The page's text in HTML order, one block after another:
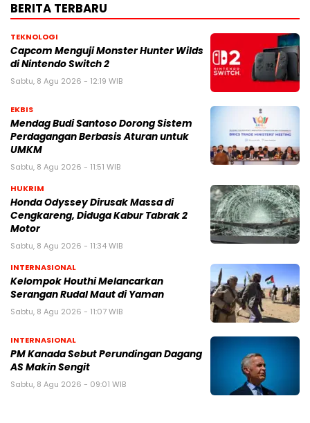
BERITA TERBARU
TEKNOLOGI
Capcom Menguji Monster Hunter Wilds
di Nintendo Switch 2
Sabtu, 8 Agu 2026 - 12:19 WIB
EKBIS
Mendag Budi Santoso Dorong Sistem
Perdagangan Berbasis Aturan untuk
UMKM
Sabtu, 8 Agu 2026 - 11:51 WIB
HUKRIM
Honda Odyssey Dirusak Massa di
Cengkareng, Diduga Kabur Tabrak 2
Motor
Sabtu, 8 Agu 2026 - 11:34 WIB
INTERNASIONAL
Kelompok Houthi Melancarkan
Serangan Rudal Maut di Yaman
Sabtu, 8 Agu 2026 - 11:07 WIB
INTERNASIONAL
PM Kanada Sebut Perundingan Dagang
AS Makin Sengit
Sabtu, 8 Agu 2026 - 09:01 WIB